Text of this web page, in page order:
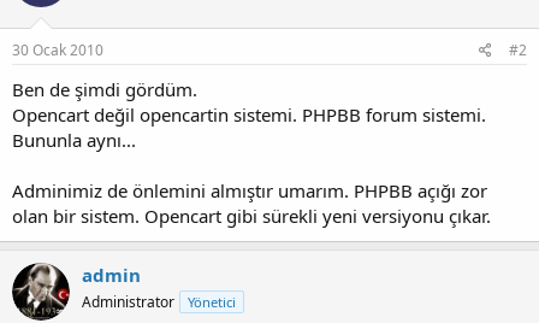
30 Ocak 2010 #2
Ben de şimdi gördüm.
Opencart değil opencartin sistemi. PHPBB forum sistemi.
Bununla aynı...
Adminimiz de önlemini almıştır umarım. PHPBB açığı zor
olan bir sistem. Opencart gibi sürekli yeni versiyonu çıkar.
admin
Administrator Yönetici